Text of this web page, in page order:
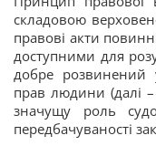
складовою
правові акти
доступними для
добре розвинений
прав людини (далі
значущу роль
передбачуваності